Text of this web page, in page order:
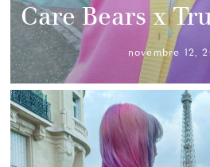
Care Bears x
novembre 12,